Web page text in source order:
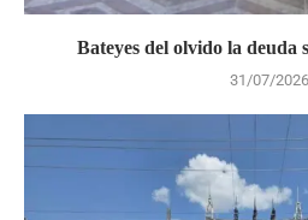
Bateyes del olvido la deuda
31/07/2026